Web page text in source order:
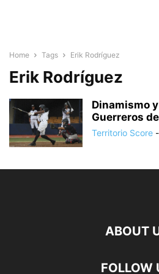
Home Tags Erik Rodríguez
Erik Rodríguez
Dinamismo
Guerreros
Territorio Score -
ABOUT
FOLLOW